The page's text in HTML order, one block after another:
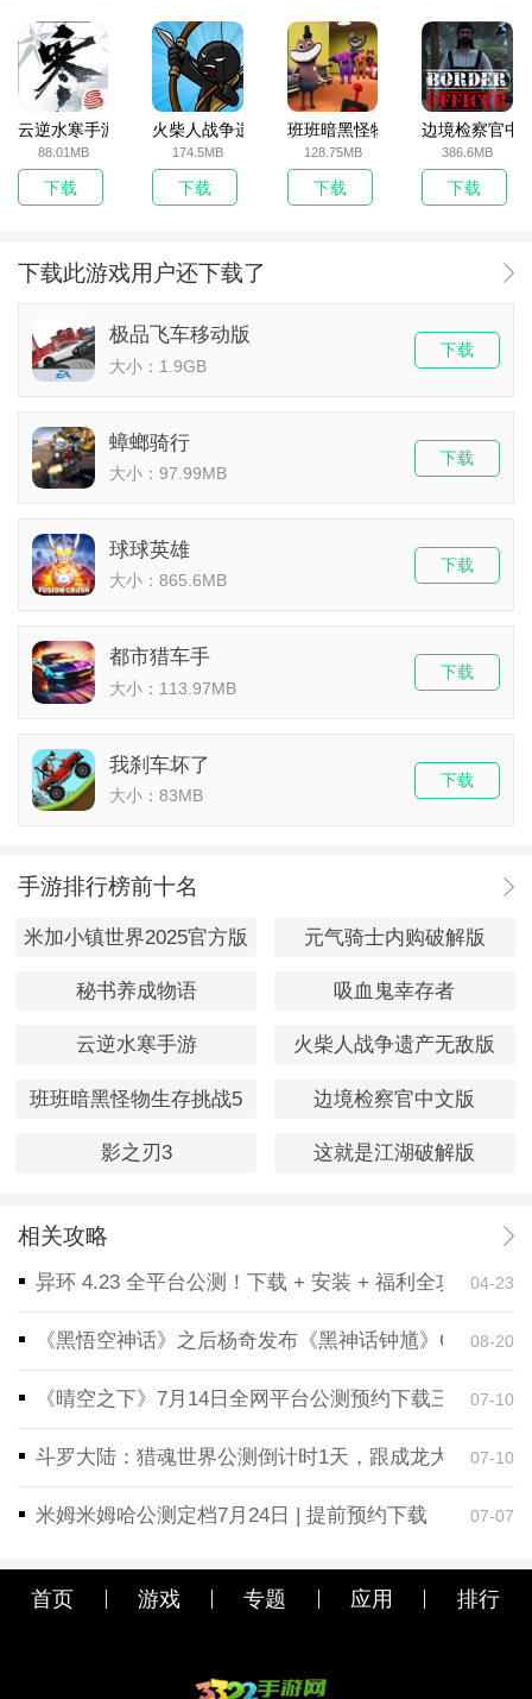
云逆水寒手游
88.01MB
下载
火柴人战争遗产无敌版
174.5MB
下载
班班暗黑怪物生存挑战5
128.75MB
下载
边境检察官中
386.6MB
下载
下载此游戏用户还下载了
极品飞车移动版
大小：1.9GB
下载
蟑螂骑行
大小：97.99MB
下载
球球英雄
大小：865.6MB
下载
都市猎车手
大小：113.97MB
下载
我刹车坏了
大小：83MB
下载
手游排行榜前十名
米加小镇世界2025官方版 元气骑士内购破解版
秘书养成物语 吸血鬼幸存者
云逆水寒手游 火柴人战争遗产无敌版
班班暗黑怪物生存挑战5 边境检察官中文版
影之刃3 这就是江湖破解版
相关攻略
异环 4.23 全平台公测！下载 + 安装 + 福利全攻略，一
04-23
《黑悟空神话》之后杨奇发布《黑神话钟馗》CG！预
08-20
《晴空之下》7月14日全网平台公测预约下载三端同步
07-10
斗罗大陆：猎魂世界公测倒计时1天，跟成龙大哥一起
07-10
米姆米姆哈公测定档7月24日 | 提前预约下载 07-07
首页 游戏 专题 应用 排行